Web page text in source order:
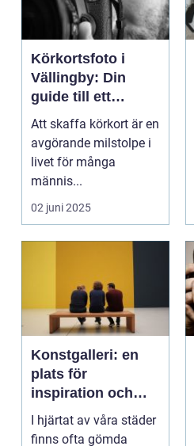
Körkortsfoto i
Vällingby: Din
guide till ett
perfekt foto
Att skaffa körkort är en
avgörande milstolpe i
livet för många
männis...
02 juni 2025
Konstgalleri: en
plats för
inspiration och
kreativ upplevelse
I hjärtat av våra städer
finns ofta gömda